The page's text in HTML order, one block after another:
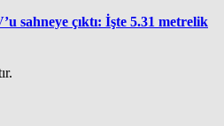
sahneye çıktı: İşte 5.31 metrelik